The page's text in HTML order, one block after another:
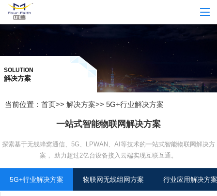
SOLUTION
解决方案
当前位置： 首页>> 解决方案>> 5G+行业解决方案
一站式智能物联网解决方案
探索基于无线蜂窝通信、5G、LPWAN、AI等技术的一站式智能物联网解决方
案， 助力超过2亿台设备接入云端实现互联互通。
5G+行业解决方案 物联网无线组网方案 行业应用解决方案